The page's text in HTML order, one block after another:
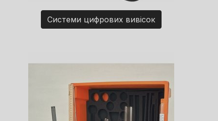
Системи цифрових вивісок